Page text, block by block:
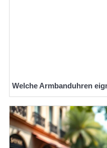
Welche Armbanduhren